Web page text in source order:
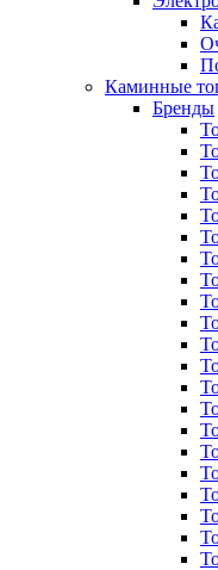
Каминные
Бренды